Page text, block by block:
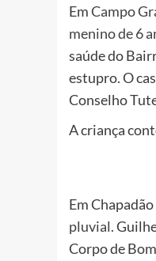
EmCampo
menino de 6
saúde do
estupro. O
Conselho
A criança
Em
pluvial.
Corpo de